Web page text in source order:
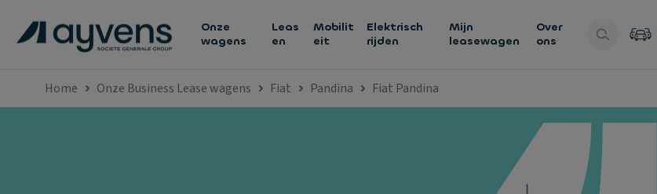
Onze
wagens
Leas
en
Mobilit
eit
Elektrisch
rijden
Mijn
leasewagen
Over
ons
Home Onze Business Lease wagens Fiat Pandina Fiat Pandina